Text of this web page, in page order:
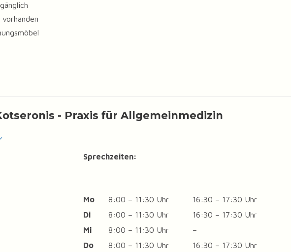
- Praxis für Allgemeinmedizin
Sprechzeiten:
Mo 8:00 – 11:30 Uhr
16:30 – 17:30 Uhr
Di
8:00 – 11:30 Uhr
16:30 – 17:30 Uhr
Mi
8:00 – 11:30 Uhr
–
Do
8:00 – 11:30 Uhr 16:30 – 17:30 Uhr